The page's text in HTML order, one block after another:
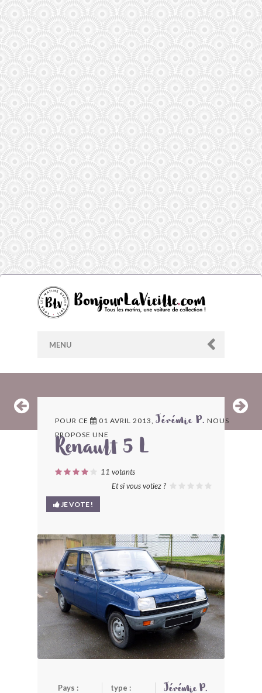
MENU
ARCHIVES
LES CONTRIBUTEURS
LE BLOG
BONJOURLAVIEILLE ?
MODÈLES ET MARQUES
COMMENT FONCTIONNE BLV ?
POUR CE 01 AVRIL 2013, Jérémie P. NOUS
PROPOSE UNE
Renault 5 L
11 votants
Et si vous votiez ?
JE VOTE !
Pays :
type :
Jérémie P.